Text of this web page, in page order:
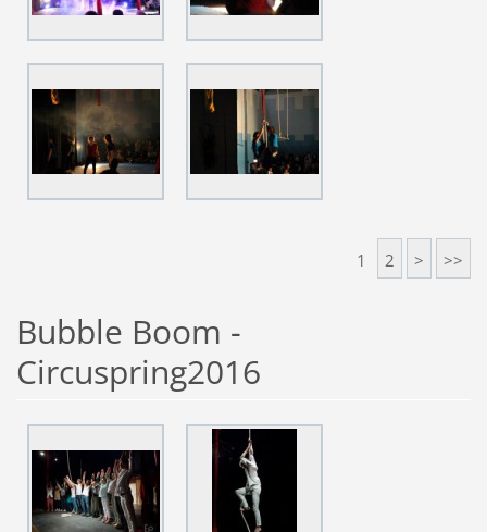
1 2 > >>
Bubble Boom -
Circuspring2016